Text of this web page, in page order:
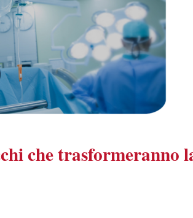
che trasformeranno